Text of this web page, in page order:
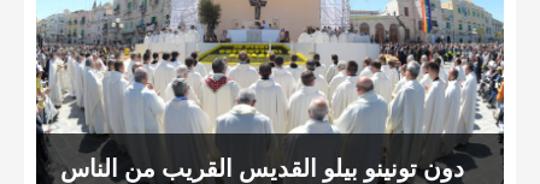
دون تونينو بيلو القديس القريب من الناس